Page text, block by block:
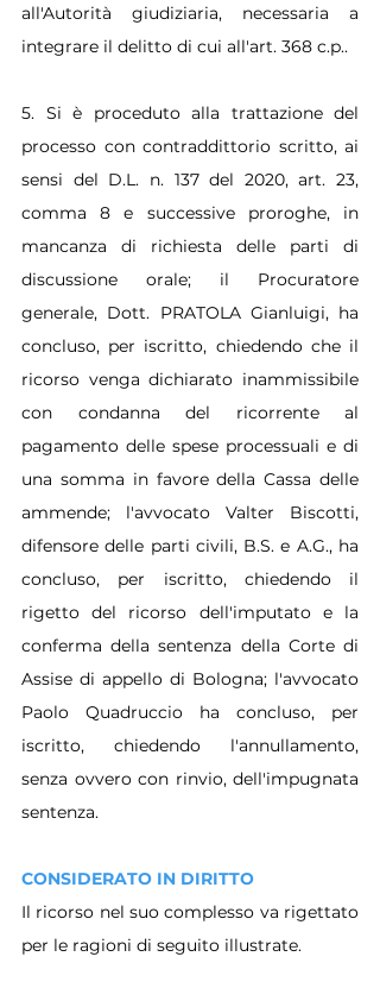
all'Autorità giudiziaria, necessaria a
integrare il delitto di cui all'art. 368 c.p..
5. Si è proceduto alla trattazione del
processo con contraddittorio scritto, ai
sensi del D.L. n. 137 del 2020, art. 23,
comma 8 e successive proroghe, in
mancanza di richiesta delle parti di
discussione orale; il Procuratore
generale, Dott. PRATOLA Gianluigi, ha
concluso, per iscritto, chiedendo che il
ricorso venga dichiarato inammissibile
con condanna del ricorrente al
pagamento delle spese processuali e di
una somma in favore della Cassa delle
ammende; l'avvocato Valter Biscotti,
difensore delle parti civili, B.S. e A.G., ha
concluso, per iscritto, chiedendo il
rigetto del ricorso dell'imputato e la
conferma della sentenza della Corte di
Assise di appello di Bologna; l'avvocato
Paolo Quadruccio ha concluso, per
iscritto, chiedendo l'annullamento,
senza ovvero con rinvio, dell'impugnata
sentenza.
CONSIDERATO IN DIRITTO
Il ricorso nel suo complesso va rigettato
per le ragioni di seguito illustrate.